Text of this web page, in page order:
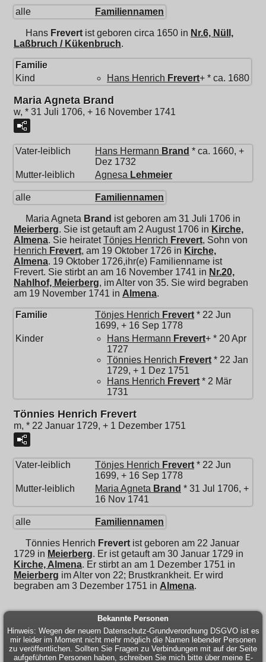
alle Familiennamen
Hans Frevert ist geboren circa 1650 in Nr.6, Nüll,
Laßbruch / Kükenbruch.
Familie
Kind
Hans Henrich Frevert+ * ca. 1680
Maria Agneta Brand
w, * 31 Juli 1706, + 16 November 1741
Vater-leiblich Hans Hermann Brand * ca. 1660, +
Dez 1732
Mutter-leiblich
Agnesa Lehmeier
alle Familiennamen
Maria Agneta Brand ist geboren am 31 Juli 1706 in
Meierberg. Sie ist getauft am 2 August 1706 in Kirche,
Almena. Sie heiratetTönjes Henrich Frevert, Sohn von
Henrich Frevert, am 19 Oktober 1726 in Kirche,
Almena. 19 Oktober 1726,ihr(e) Familienname ist
Frevert. Sie stirbt an am 16 November 1741 in Nr.20,
Nahlhof, Meierberg, im Alter von 35. Sie wird begraben
am 19 November 1741 in Almena.
Familie Tönjes Henrich Frevert * 22 Jun
1699, + 16 Sep 1778
Kinder
Hans Hermann Frevert+ * 20 Apr
1727
Tönnies Henrich Frevert * 22 Jan
1729, + 1 Dez 1751
Hans Henrich Frevert * 2 Mär
1731
Tönnies Henrich Frevert
m, * 22 Januar 1729, + 1 Dezember 1751
Vater-leiblich Tönjes Henrich Frevert * 22 Jun
1699, + 16 Sep 1778
Mutter-leiblich
Maria Agneta Brand * 31 Jul 1706, +
16 Nov 1741
alle Familiennamen
Tönnies Henrich Frevert ist geboren am 22 Januar
1729 in Meierberg. Er ist getauft am 30 Januar 1729 in
Kirche, Almena. Er stirbt an am 1 Dezember 1751 in
Meierberg im Alter von 22; Brustkrankheit. Er wird
begraben am 3 Dezember 1751 in Almena.
Bekannte Personen
Hinweis: Wegen der neuern Datenschutz-Grundverordnung DSGVO ist es
mir leider im Moment nicht mehr möglich die Namen lebender Personen
zu veröffentlichen. Sollten Sie Fragen zu Verbindungen mit auf der Seite
aufgeführten Personen haben, schreiben Sie mich bitte über meine E-